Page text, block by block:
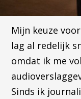
Mijn keuze
lag al redelijk
omdat ik me
Sinds ik